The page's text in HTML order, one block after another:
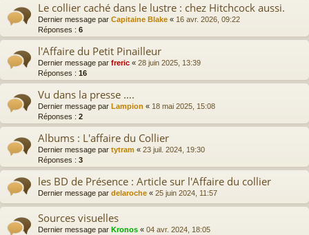
Le collier caché dans le lustre : chez Hitchcock aussi.
Dernier message par Capitaine Blake « 16 avr. 2026, 09:22
Réponses : 6
l'Affaire du Petit Pinailleur
Dernier message par freric « 28 juin 2025, 13:39
Réponses : 16
Vu dans la presse ….
Dernier message par Lampion « 18 mai 2025, 15:08
Réponses : 2
Albums : L'affaire du Collier
Dernier message par tytram « 23 juil. 2024, 19:30
Réponses : 3
les BD de Présence : Article sur l'Affaire du collier
Dernier message par delaroche « 25 juin 2024, 11:57
Sources visuelles
Dernier message par Kronos « 04 avr. 2024, 18:05